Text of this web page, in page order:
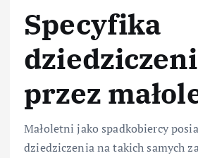
Specyfika
przez
Małoletni jako spadkobiercy
dziedziczenia na takich samych